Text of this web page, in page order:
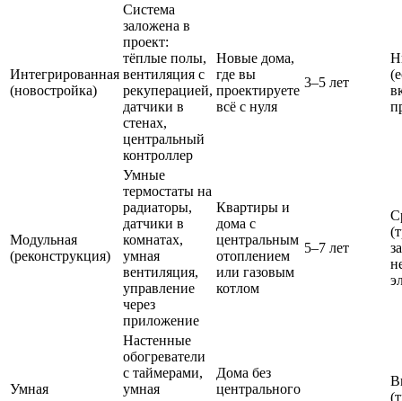
Интегрированная
(новостройка)
Система
заложена в
проект:
тёплые полы,
вентиляция с
рекуперацией,
датчики в
стенах,
центральный
контроллер
Новые дома,
где вы
проектируете
всё с нуля
3–5 лет
Модульная
(реконструкция)
Умные
термостаты на
радиаторы,
датчики в
комнатах,
умная
вентиляция,
управление
через
приложение
Квартиры и
дома с
центральным
отоплением
или газовым
котлом
5–7 лет
Умная
Настенные
обогреватели
с таймерами,
умная
Дома без
центрального